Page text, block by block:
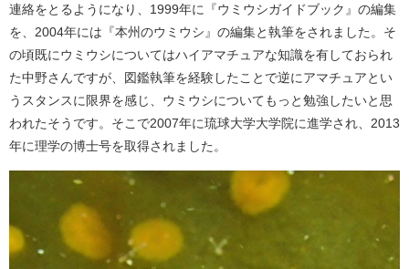
連絡をとるようになり、1999年に『ウミウシガイドブック』の編集
を、2004年には『本州のウミウシ』の編集と執筆をされました。そ
の頃既にウミウシについてはハイアマチュアな知識を有しておられ
た中野さんですが、図鑑執筆を経験したことで逆にアマチュアとい
うスタンスに限界を感じ、ウミウシについてもっと勉強したいと思
われたそうです。そこで2007年に琉球大学大学院に進学され、2013
年に理学の博士号を取得されました。